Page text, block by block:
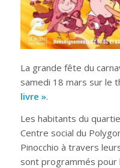
La grande fête du
samedi 18 mars sur le
livre ».
Les habitants du
Centre social du
Pinocchio à travers
sont programmés pour